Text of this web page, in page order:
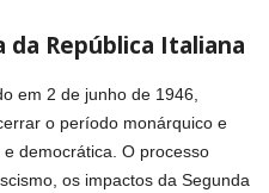
República Italiana
em 2 de junho de 1946,
o período monárquico e
democrática. O processo
os impactos da Segunda